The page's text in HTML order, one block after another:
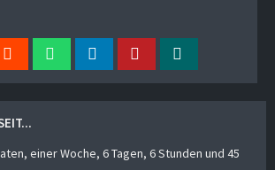
einer Woche, 6 Tagen, 6 Stunden und 45